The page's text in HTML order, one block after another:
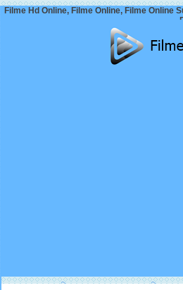
Filme Hd Online, Filme Online, Filme Online